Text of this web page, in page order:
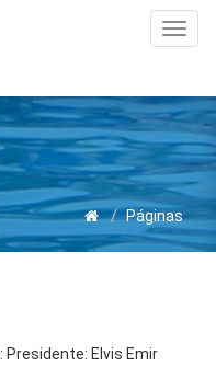
Páginas
Presidente: Elvis Emir